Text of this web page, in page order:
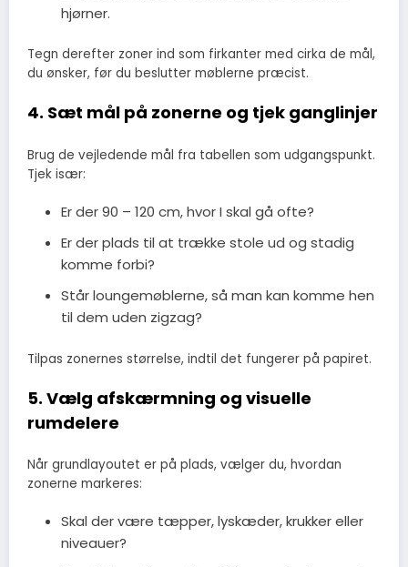
hjørner.
Tegn derefter zoner ind som firkanter med cirka de mål,
du ønsker, før du beslutter møblerne præcist.
4. Sæt mål på zonerne og tjek ganglinjer
Brug de vejledende mål fra tabellen som udgangspunkt.
Tjek især:
Er der 90 – 120 cm, hvor I skal gå ofte?
Er der plads til at trække stole ud og stadig
komme forbi?
Står loungemøblerne, så man kan komme hen
til dem uden zigzag?
Tilpas zonernes størrelse, indtil det fungerer på papiret.
5. Vælg afskærmning og visuelle
rumdelere
Når grundlayoutet er på plads, vælger du, hvordan
zonerne markeres:
Skal der være tæpper, lyskæder, krukker eller
niveauer?